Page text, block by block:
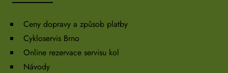
Ceny dopravy a způsob platby
Cykloservis Brno
Online rezervace servisu kol
Návody